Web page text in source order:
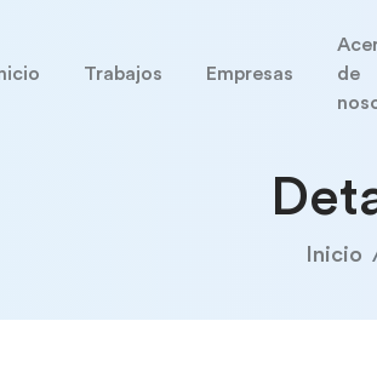
Trabajos Empresas
de
Inicio